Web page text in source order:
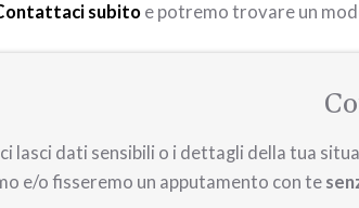
subitoe potremo trovare un
lasci dati sensibili o i dettagli della tua
e/o fisseremo un apputamento con te